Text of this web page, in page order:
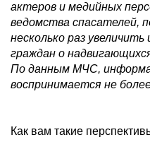
актеров и медийных
ведомства спасателей,
несколько раз
граждан о
По данным МЧС,
воспринимается не
Как вам такие